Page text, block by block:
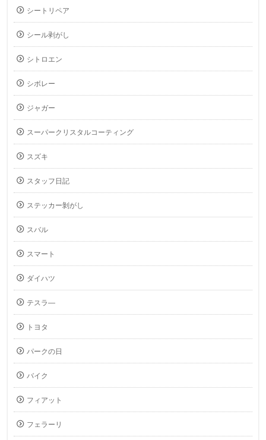
シートリペア
シール剥がし
シトロエン
シボレー
ジャガー
スーパークリスタルコーティング
スズキ
スタッフ日記
ステッカー剝がし
スバル
スマート
ダイハツ
テスラ―
トヨタ
パークの日
バイク
フィアット
フェラーリ